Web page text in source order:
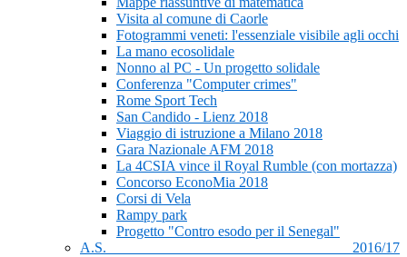
Visita al comune di Caorle
Fotogrammi veneti: l'essenziale visibile agli occhi
La mano ecosolidale
Nonno al PC - Un progetto solidale
Conferenza "Computer crimes"
Rome Sport Tech
San Candido - Lienz 2018
Viaggio di istruzione a Milano 2018
Gara Nazionale AFM 2018
La 4CSIA vince il Royal Rumble (con mortazza)
Concorso EconoMia 2018
Corsi di Vela
Rampy park
Progetto "Contro esodo per il Senegal"
A.S. 2016/17